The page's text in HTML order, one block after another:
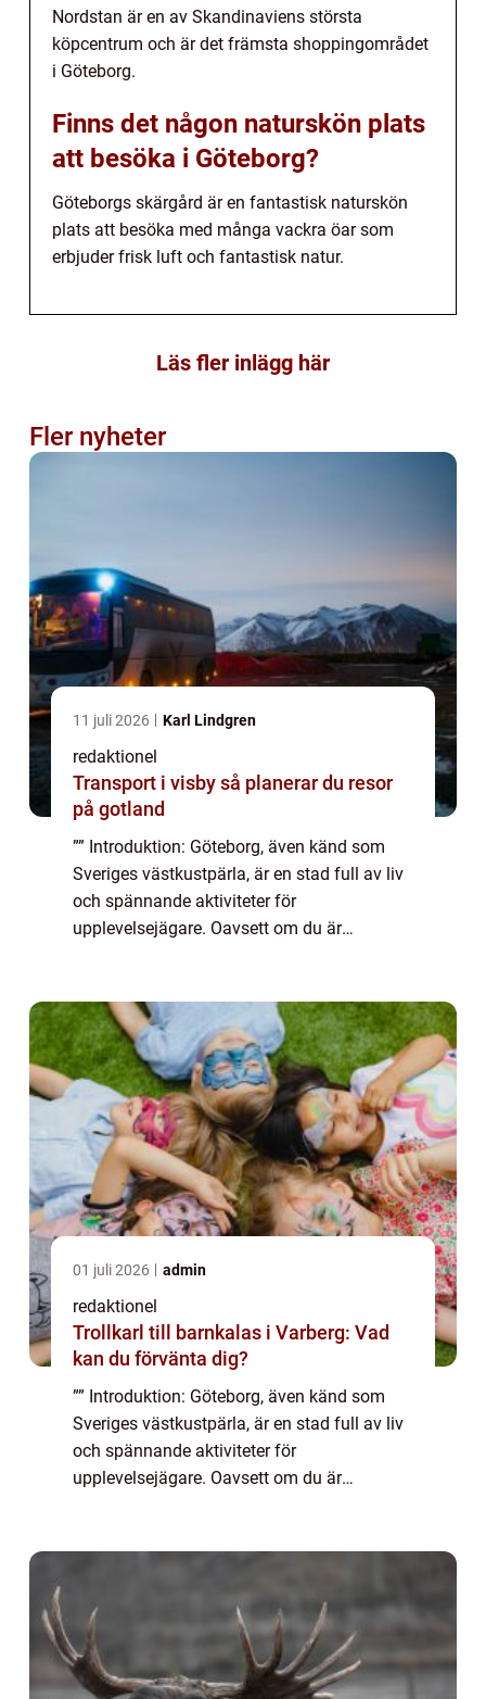
Nordstan är en av Skandinaviens största
köpcentrum och är det främsta shoppingområdet
i Göteborg.
Finns det någon naturskön plats
att besöka i Göteborg?
Göteborgs skärgård är en fantastisk naturskön
plats att besöka med många vackra öar som
erbjuder frisk luft och fantastisk natur.
Läs fler inlägg här
Fler nyheter
11 juli 2026 Karl Lindgren
redaktionel
Transport i visby så planerar du resor
på gotland
”” Introduktion: Göteborg, även känd som
Sveriges västkustpärla, är en stad full av liv
och spännande aktiviteter för
upplevelsejägare. Oavsett om du är
01 juli 2026 admin
redaktionel
Trollkarl till barnkalas i Varberg: Vad
kan du förvänta dig?
”” Introduktion: Göteborg, även känd som
Sveriges västkustpärla, är en stad full av liv
och spännande aktiviteter för
upplevelsejägare. Oavsett om du är